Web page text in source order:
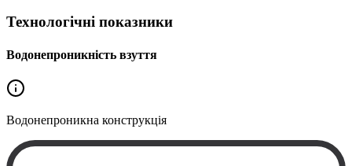
Технологічні показники
Водонепроникність взуття
Водонепроникна конструкція